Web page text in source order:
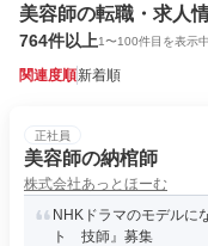
美容師の転職・求人
764件以上1〜100件目を表示中
関連度順新着順
正社員
美容師の納棺師
株式会社あっとほーむ
NHKドラマのモデルに
ト 技師』募集